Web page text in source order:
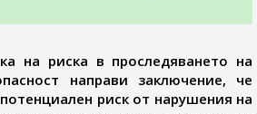
на риска в проследяването на
направи заключение, че
риск от нарушения на